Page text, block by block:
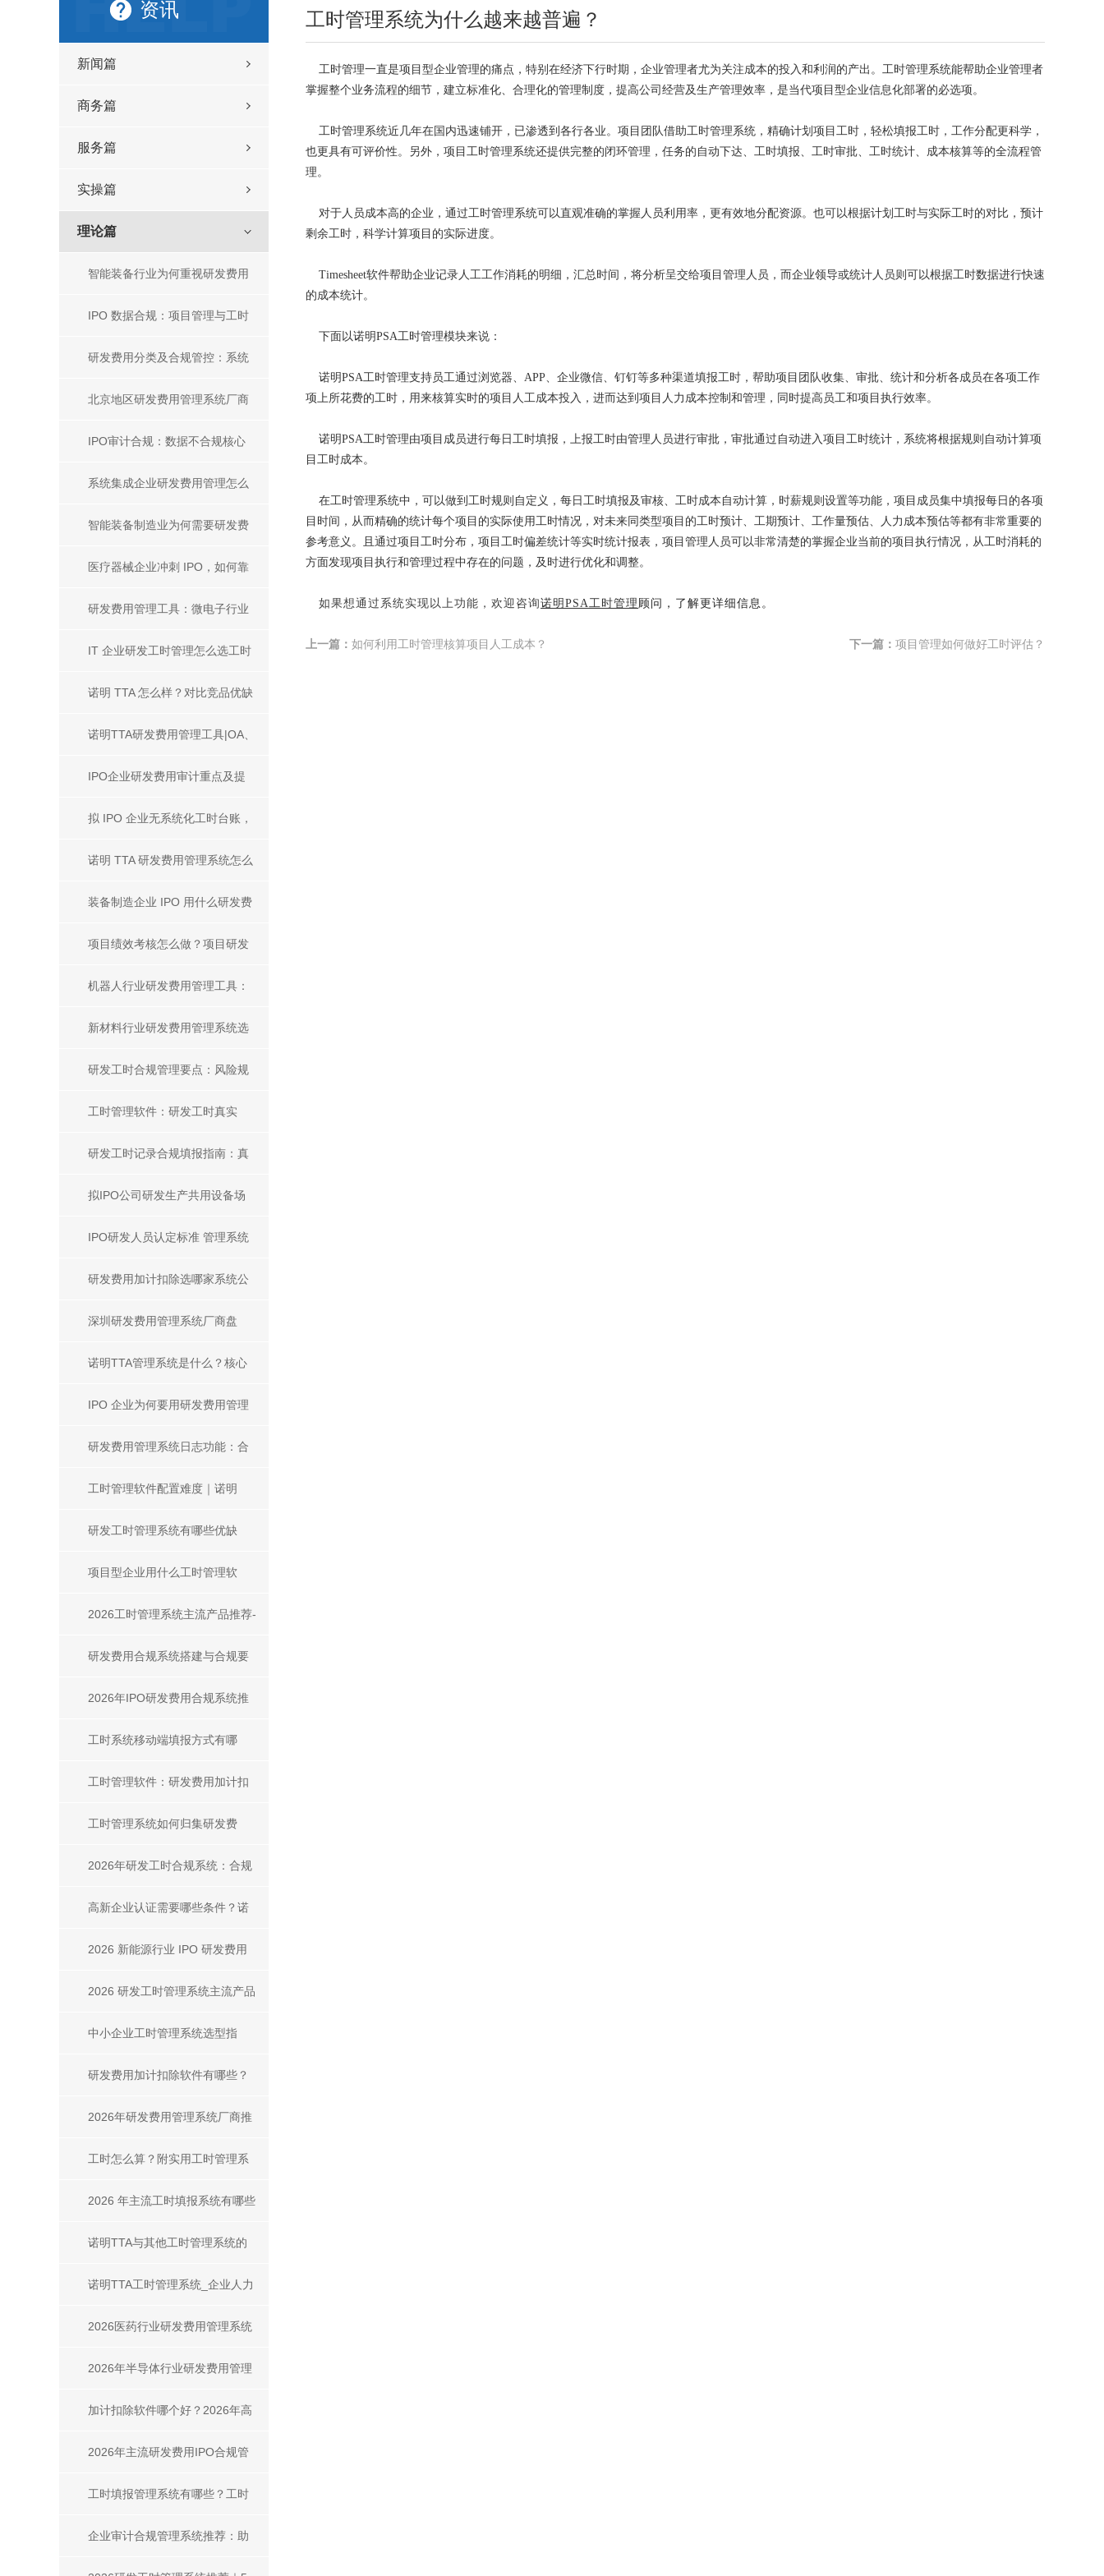
资讯
新闻篇
商务篇
服务篇
实操篇
理论篇
智能装备行业为何重视研发费用
管理？主流研发费用管理工具盘
点
IPO 数据合规：项目管理与工时
管理核心方法、主流工具及一体
化解决方案
研发费用分类及合规管控：系统
解决方案与产品推荐
北京地区研发费用管理系统厂商
盘点，科创企业选型参考指南
IPO审计合规：数据不合规核心
原因及企业合规提升方案
系统集成企业研发费用管理怎么
做？主流研发费用管理工具推荐
智能装备制造业为何需要研发费
用管理？主流工具推荐
医疗器械企业冲刺 IPO，如何靠
研发工时管理系统做好研发人员
成本合规核算？
研发费用管理工具：微电子行业
合规控本核心解决方案
IT 企业研发工时管理怎么选工时
管理系统？主流工具选型指南
诺明 TTA 怎么样？对比竞品优缺
点分析
诺明TTA研发费用管理工具|OA、
ERP、财务系统集成
IPO企业研发费用审计重点及提
升审计通过率实操指南
拟 IPO 企业无系统化工时台账，
如何用工时系统补齐人工成本审
计证据链
诺明 TTA 研发费用管理系统怎么
样？从厂商、产品、案例、服务
解析优劣
装备制造企业 IPO 用什么研发费
用管理工具？合规选型全解析
项目绩效考核怎么做？项目研发
企业员工客观公平考核方案
机器人行业研发费用管理工具：
行业管控价值及主流系统选型指
南
新材料行业研发费用管理系统选
什么？主流工具全面对比
研发工时合规管理要点：风险规
避、分级标准及实操落地指南
工时管理软件：研发工时真实
性、填报规范与兼职分摊合规解
析
研发工时记录合规填报指南：真
实准确按日记录及佐证方法
拟IPO公司研发生产共用设备场
地折旧费用分摊方法合规指南
IPO研发人员认定标准 管理系统
提升合规高效方案
研发费用加计扣除选哪家系统公
司？2026 优选指南
深圳研发费用管理系统厂商盘
点，本地软件怎么选
诺明TTA管理系统是什么？核心
优势全面解析
IPO 企业为何要用研发费用管理
系统？合规难点与解决方案解析
研发费用管理系统日志功能：合
规、追溯、风控的核心刚需
工时管理软件配置难度｜诺明
TTA工时与成本核算复杂度解析
研发工时管理系统有哪些优缺
点？企业选型必看解析
项目型企业用什么工时管理软
件？2026选型指南
2026工时管理系统主流产品推荐-
项目研发团队选型指南
研发费用合规系统搭建与合规要
求全解析
2026年IPO研发费用合规系统推
荐：主流产品对比与选型指南
工时系统移动端填报方式有哪
些？
工时管理软件：研发费用加计扣
除合规与精准核算利器
工时管理系统如何归集研发费
用？步骤、对比与合规方案
2026年研发工时合规系统：合规
要点、选型对比
高新企业认证需要哪些条件？诺
明TTA的核心支撑作用
2026 新能源行业 IPO 研发费用
管理主流软件全解析
2026 研发工时管理系统主流产品
有哪些？推荐几款研发工时管理
系统
中小企业工时管理系统选型指
南：诺明TTA凭什么成为首选？
研发费用加计扣除软件有哪些？
2026 主流软件选型推荐
2026年研发费用管理系统厂商推
荐：主流平台对比、选型指南与
合规案例
工时怎么算？附实用工时管理系
统及工具推荐
2026 年主流工时填报系统有哪些
_工时填报系统填报方式全解析
诺明TTA与其他工时管理系统的
异同深度解析
诺明TTA工时管理系统_企业人力
成本管控_合规审计一体化解决方
案
2026医药行业研发费用管理系统
对比 主流产品测评+选型指南
2026年半导体行业研发费用管理
系统对比
加计扣除软件哪个好？2026年高
适配选型指南
2026年主流研发费用IPO合规管
理系统选型指南
工时填报管理系统有哪些？工时
填报系统推荐｜高性价比选型指
企业审计合规管理系统推荐：助
工时管理系统为什么越来越普遍？
工时管理一直是项目型企业管理的痛点，特别在经济下行时期，企业管理者尤为关注成本的投入和利润的产出。工时管理系统能帮助企业管理者
掌握整个业务流程的细节，建立标准化、合理化的管理制度，提高公司经营及生产管理效率，是当代项目型企业信息化部署的必选项。
工时管理系统近几年在国内迅速铺开，已渗透到各行各业。项目团队借助工时管理系统，精确计划项目工时，轻松填报工时，工作分配更科学，
也更具有可评价性。另外，项目工时管理系统还提供完整的闭环管理，任务的自动下达、工时填报、工时审批、工时统计、成本核算等的全流程管
理。
对于人员成本高的企业，通过工时管理系统可以直观准确的掌握人员利用率，更有效地分配资源。也可以根据计划工时与实际工时的对比，预计
剩余工时，科学计算项目的实际进度。
Timesheet软件帮助企业记录人工工作消耗的明细，汇总时间，将分析呈交给项目管理人员，而企业领导或统计人员则可以根据工时数据进行快速
的成本统计。
下面以诺明PSA工时管理模块来说：
诺明PSA工时管理支持员工通过浏览器、APP、企业微信、钉钉等多种渠道填报工时，帮助项目团队收集、审批、统计和分析各成员在各项工作
项上所花费的工时，用来核算实时的项目人工成本投入，进而达到项目人力成本控制和管理，同时提高员工和项目执行效率。
诺明PSA工时管理由项目成员进行每日工时填报，上报工时由管理人员进行审批，审批通过自动进入项目工时统计，系统将根据规则自动计算项
目工时成本。
在工时管理系统中，可以做到工时规则自定义，每日工时填报及审核、工时成本自动计算，时薪规则设置等功能，项目成员集中填报每日的各项
目时间，从而精确的统计每个项目的实际使用工时情况，对未来同类型项目的工时预计、工期预计、工作量预估、人力成本预估等都有非常重要的
参考意义。且通过项目工时分布，项目工时偏差统计等实时统计报表，项目管理人员可以非常清楚的掌握企业当前的项目执行情况，从工时消耗的
方面发现项目执行和管理过程中存在的问题，及时进行优化和调整。
如果想通过系统实现以上功能，欢迎咨询诺明PSA工时管理 顾问，了解更详细信息。
上一篇： 如何利用工时管理核算项目人工成本？ 下一篇： 项目管理如何做好工时评估？